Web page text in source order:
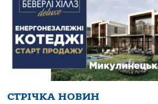
СТРІЧКА НОВИН